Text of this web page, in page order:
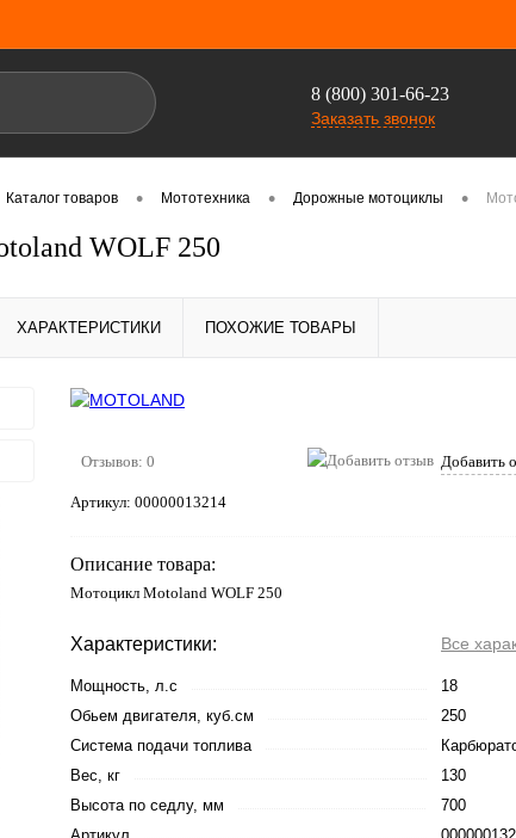
8 (800) 301-66-23
Заказать звонок
Каталог товаров • Мототехника • Дорожные мотоциклы •
WOLF 250
ХАРАКТЕРИСТИКИ ПОХОЖИЕ ТОВАРЫ
Отзывов: 0 Добавить
Артикул: 00000013214
Описание товара:
Мотоцикл Motoland WOLF 250
Характеристики: Все
Мощность, л.с
18
Обьем двигателя, куб.см
250
Система подачи топлива
Вес, кг
130
Высота по седлу, мм
700